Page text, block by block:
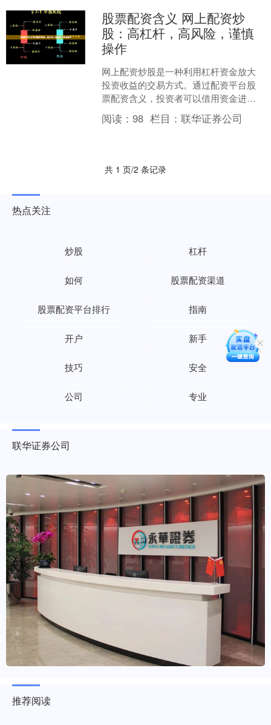
股票配资含义 网上配资炒
股：高杠杆，高风险，谨慎
操作
网上配资炒股是一种利用杠杆资金放大
投资收益的交易方式。通过配资平台股
票配资含义，投资者可以借用资金进行
股票交易，从而提高资金利用率和潜在
收益。 * **放大收益....
阅读：98 栏目：联华证券公司
共 1 页/2 条记录
热点关注
炒股 杠杆
如何 股票配资渠道
股票配资平台排行 指南
开户 新手
技巧 安全
公司 专业
联华证券公司
推荐阅读